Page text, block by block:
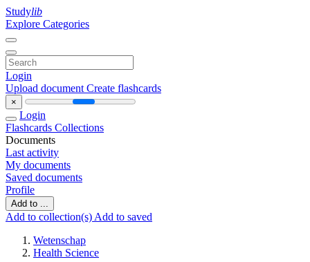
Studylib
Explore Categories
Login
Upload document Create flashcards
×
Login
Flashcards Collections
Documents
Last activity
My documents
Saved documents
Profile
Add to ...
Add to collection(s) Add to saved
Wetenschap
Health Science